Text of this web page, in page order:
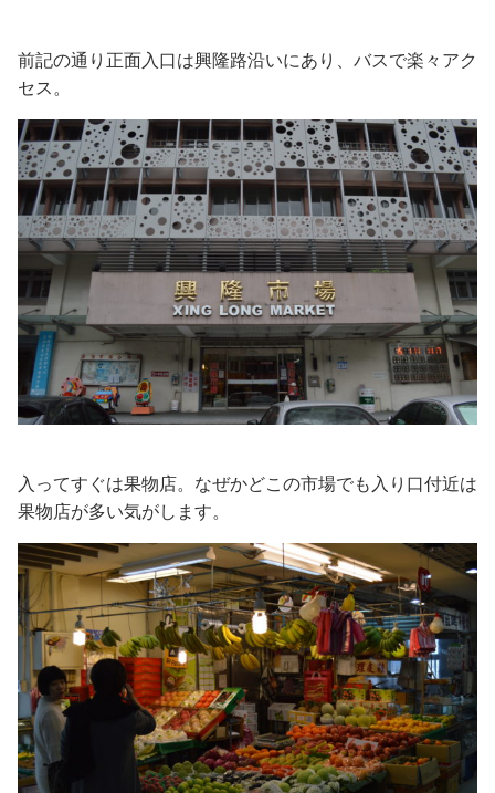
前記の通り正面入口は興隆路沿いにあり、バスで楽々アク
セス。
入ってすぐは果物店。なぜかどこの市場でも入り口付近は
果物店が多い気がします。